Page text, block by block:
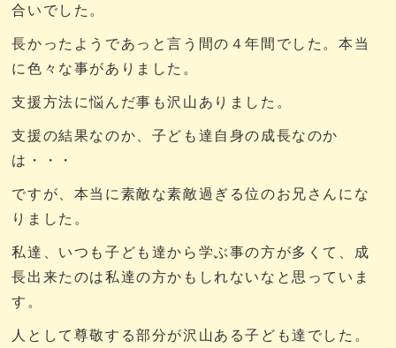
合いでした。
長かったようであっと言う間の４年間でした。本当
に色々な事がありました。
支援方法に悩んだ事も沢山ありました。
支援の結果なのか、子ども達自身の成長なのか
は・・・
ですが、本当に素敵な素敵過ぎる位のお兄さんにな
りました。
私達、いつも子ども達から学ぶ事の方が多くて、成
長出来たのは私達の方かもしれないなと思っていま
す。
人として尊敬する部分が沢山ある子ども達でした。